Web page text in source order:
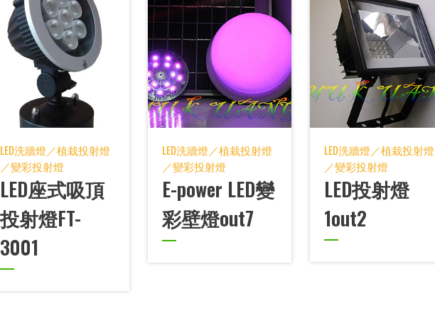
LED洗牆燈／植栽投射燈
／變彩投射燈
LED座式吸頂
投射燈FT-
3001
LED洗牆燈／植栽投射燈
／變彩投射燈
E-power LED變
彩壁燈out7
LED洗牆燈／植栽投射燈
／變彩投射燈
LED投射燈
1out2